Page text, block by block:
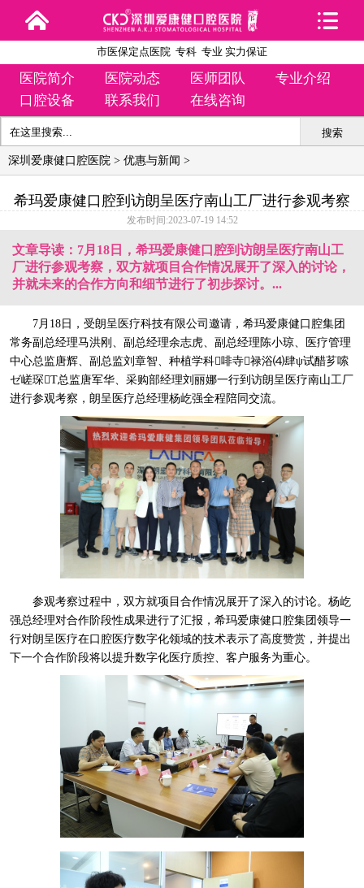
市医保定点医院 专科 专业 实力保证
医院简介 医院动态 医师团队
专业介绍
口腔设备
联系我们 在线咨询
搜索
深圳爱康健口腔医院 > 优惠与新闻 >
希玛爱康健口腔到访朗呈医疗南山工厂进行参观考察
发布时间:2023-07-19 14:52
文章导读：7月18日，希玛爱康健口腔到访朗呈医疗南山工
厂进行参观考察，双方就项目合作情况展开了深入的讨论，
并就未来的合作方向和细节进行了初步探讨。...
7月18日，受朗呈医疗科技有限公司邀请，希玛爱康健口腔集团
常务副总经理马洪刚、副总经理余志虎、副总经理陈小琼、医疗管理
中心总监唐辉、副总监刘章智、种植学科啡寺禄浴⑷肆ψ试醋芗嗦
ゼ嵯琛T总监唐军华、采购部经理刘丽娜一行到访朗呈医疗南山工厂
进行参观考察，朗呈医疗总经理杨屹强全程陪同交流。
参观考察过程中，双方就项目合作情况展开了深入的讨论。杨屹
强总经理对合作阶段性成果进行了汇报，希玛爱康健口腔集团领导一
行对朗呈医疗在口腔医疗数字化领域的技术表示了高度赞赏，并提出
下一个合作阶段将以提升数字化医疗质控、客户服务为重心。